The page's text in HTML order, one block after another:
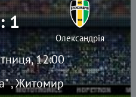
12:00
, Житомир
1
Олександрія